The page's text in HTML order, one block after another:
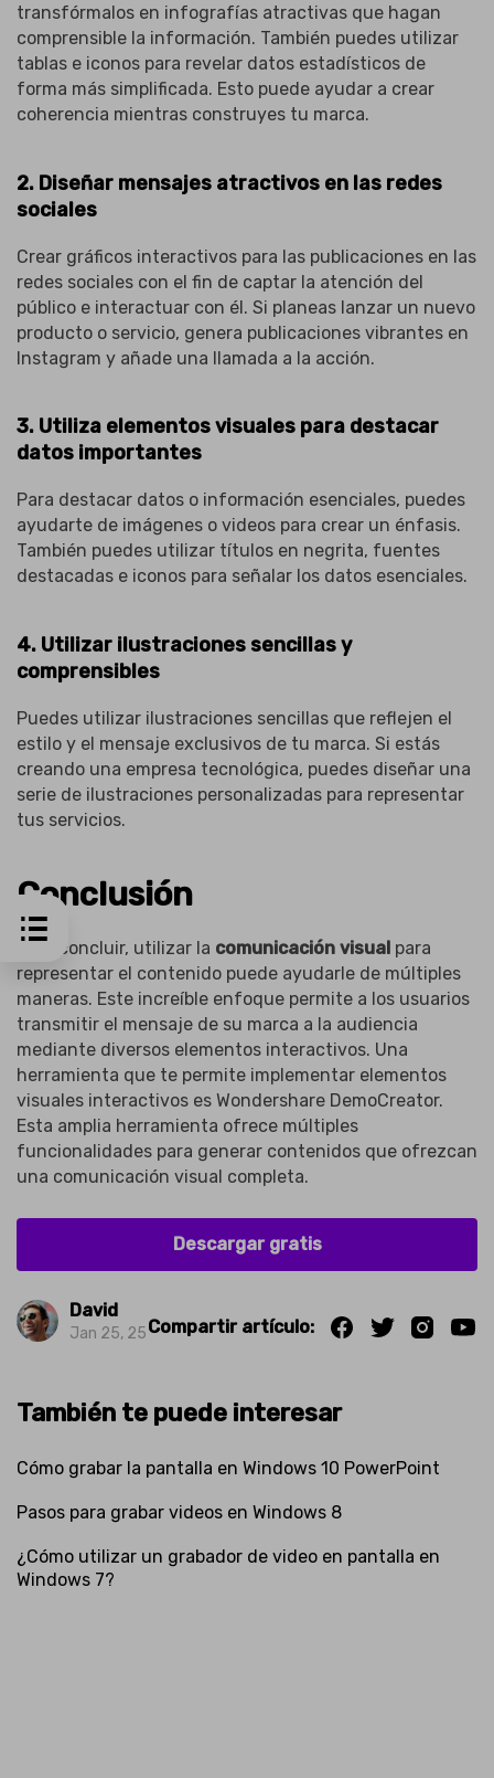
transfórmalos en infografías atractivas que hagan
comprensible la información. También puedes utilizar
tablas e iconos para revelar datos estadísticos de
forma más simplificada. Esto puede ayudar a crear
coherencia mientras construyes tu marca.
2. Diseñar mensajes atractivos en las redes
sociales
Crear gráficos interactivos para las publicaciones en las
redes sociales con el fin de captar la atención del
público e interactuar con él. Si planeas lanzar un nuevo
producto o servicio, genera publicaciones vibrantes en
Instagram y añade una llamada a la acción.
3. Utiliza elementos visuales para destacar
datos importantes
Para destacar datos o información esenciales, puedes
ayudarte de imágenes o videos para crear un énfasis.
También puedes utilizar títulos en negrita, fuentes
destacadas e iconos para señalar los datos esenciales.
4. Utilizar ilustraciones sencillas y
comprensibles
Puedes utilizar ilustraciones sencillas que reflejen el
estilo y el mensaje exclusivos de tu marca. Si estás
creando una empresa tecnológica, puedes diseñar una
serie de ilustraciones personalizadas para representar
tus servicios.
Conclusión
Para concluir, utilizar la comunicación visual para
representar el contenido puede ayudarle de múltiples
maneras. Este increíble enfoque permite a los usuarios
transmitir el mensaje de su marca a la audiencia
mediante diversos elementos interactivos. Una
herramienta que te permite implementar elementos
visuales interactivos es Wondershare DemoCreator.
Esta amplia herramienta ofrece múltiples
funcionalidades para generar contenidos que ofrezcan
una comunicación visual completa.
Descargar gratis
David
Jan 25, 25Compartir artículo:
También te puede interesar
Cómo grabar la pantalla en Windows 10 PowerPoint
Pasos para grabar videos en Windows 8
¿Cómo utilizar un grabador de video en pantalla en
Windows 7?